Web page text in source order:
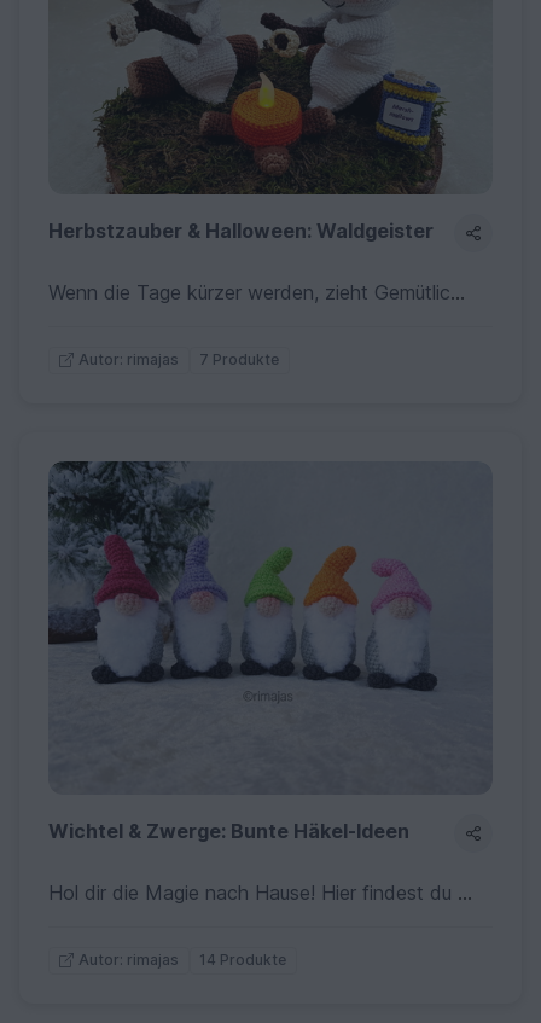
Herbstzauber & Halloween: Waldgeister &
Wenn die Tage kürzer werden, zieht Gemütlichkeit ein! Entdecke meine herbstlichen Häkelanleitungen – von urigen Waldwichteln über kleine Lagerfeuer-Gespenster bis hin zu originellen Deko-Ideen. Perfekt für eine stimmungsvolle Atmosphäre oder als originelles Mitbringsel in der bunten Jahreszeit!
Autor: rimajas 7 Produkte
Wichtel & Zwerge: Bunte Häkel-Ideen
Hol dir die Magie nach Hause! Hier findest du meine bunten Häkelanleitungen für Wichtel und Zwerge in vielen Varianten. Ob als süße Deko im Topf, herbstliches Idyll oder festlicher Begleiter – diese kleinen Kerlchen bringen Freude in jedes Zimmer. Ideal zum Verschenken oder Sammeln!
Autor: rimajas 14 Produkte